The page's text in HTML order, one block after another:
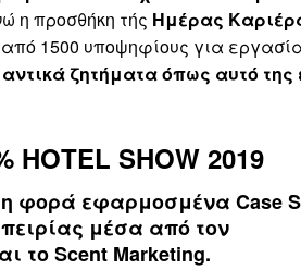
η προσθήκη τής Ημέρας
1500 υποψηφίους για
ζητήματα όπως αυτό της
HOTEL SHOW 2019
φορά εφαρμοσμένα Case
μέσα από τον
το Scent Marketing.